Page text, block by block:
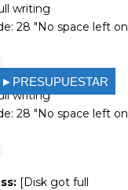
writing
28 "No space left on
writing
28 "No space left on
[Disk got full
►PRESUPUESTAR